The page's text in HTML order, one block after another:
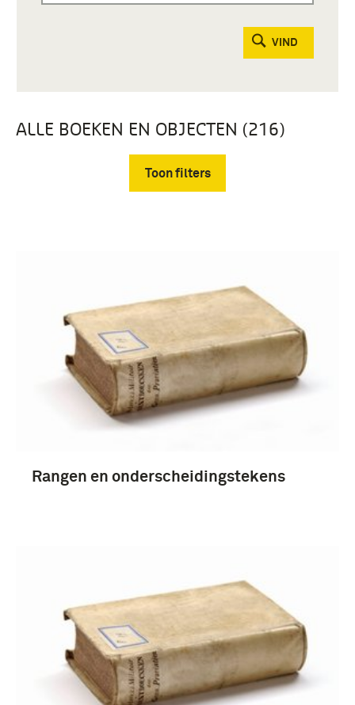
VIND
ALLE BOEKEN EN OBJECTEN (216)
Toon filters
boek (90)
brochure (43)
studieboek (24)
Meer
1901-1950 (19)
1851-1900 (6)
1801-1850 (3)
Rangen en onderscheidingstekens